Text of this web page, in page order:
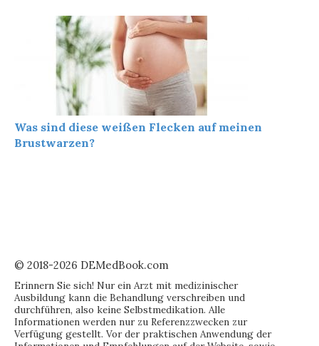
Was sind diese weißen Flecken auf meinen
Brustwarzen?
© 2018-2026 DEMedBook.com
Erinnern Sie sich! Nur ein Arzt mit medizinischer
Ausbildung kann die Behandlung verschreiben und
durchführen, also keine Selbstmedikation. Alle
Informationen werden nur zu Referenzzwecken zur
Verfügung gestellt. Vor der praktischen Anwendung der